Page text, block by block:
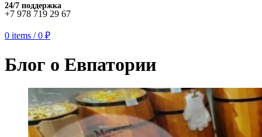
24/7 поддержка
+7 978 719 29 67
0 items / 0 ₽
Блог о Евпатории